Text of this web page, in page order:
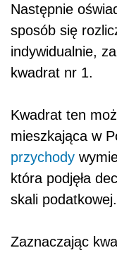
Następnie
sposób się
indywidualnie,
kwadrat nr 1.
Kwadrat ten
mieszkająca w
przychody
która podjęła
skali podatkowej.
Zaznaczając